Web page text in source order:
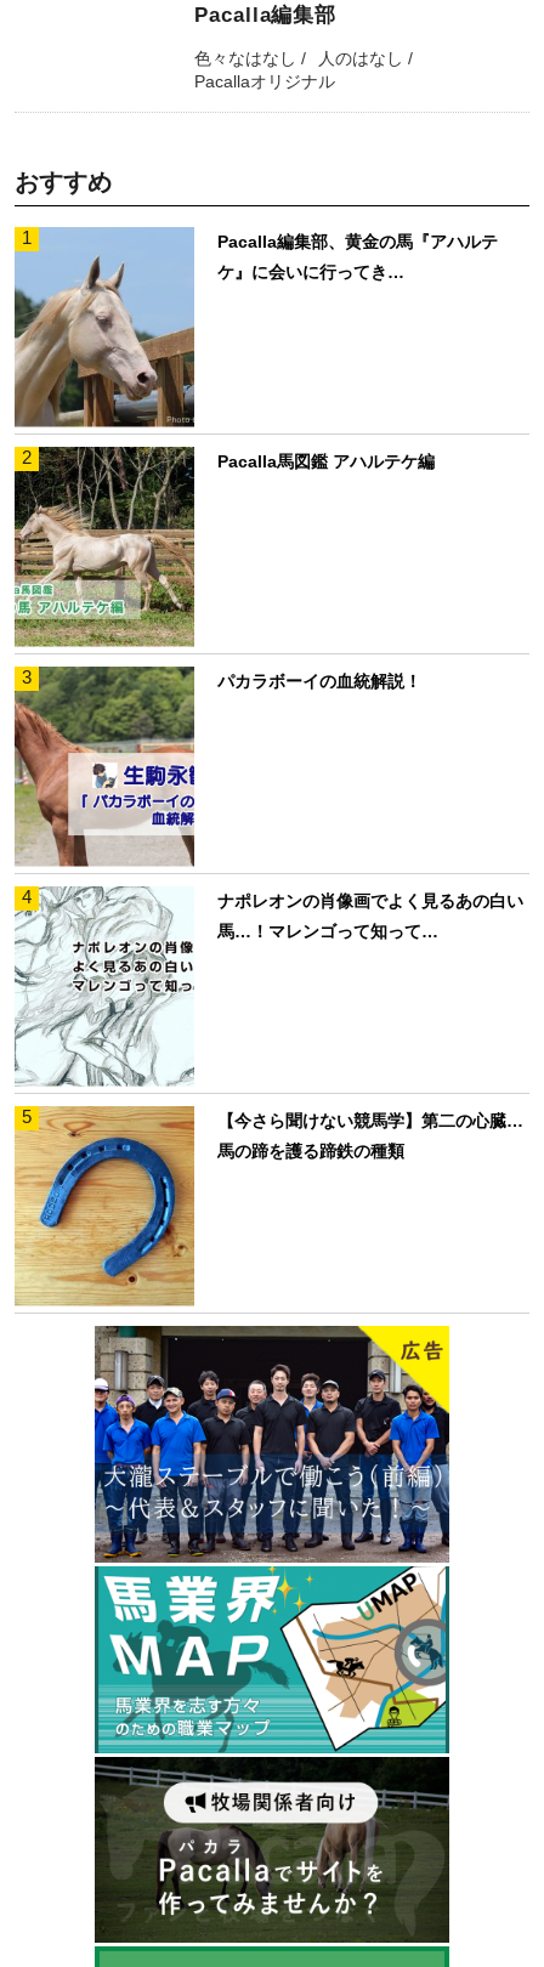
Pacalla編集部
色々なはなし
人のはなし
Pacallaオリジナル
おすすめ
1
Pacalla編集部、黄金の馬『アハルテ
ケ』に会いに行ってき…
2 Pacalla馬図鑑 アハルテケ編
3 パカラボーイの血統解説！
4
ナポレオンの肖像画でよく見るあの白い
馬…！マレンゴって知って…
5
【今さら聞けない競馬学】第二の心臓…
馬の蹄を護る蹄鉄の種類